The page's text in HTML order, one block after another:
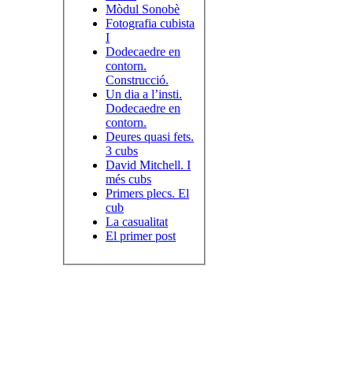
Mòdul Sonobè
Fotografia cubista
I
Dodecaedre en
contorn.
Construcció.
Un dia a l’insti.
Dodecaedre en
contorn.
Deures quasi fets.
3 cubs
David Mitchell. I
més cubs
Primers plecs. El
cub
La casualitat
El primer post